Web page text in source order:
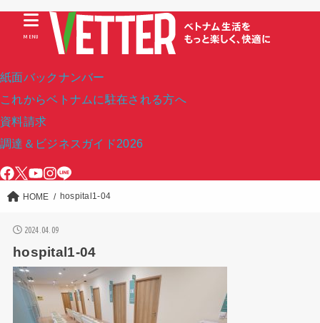
紙面バックナンバー
これからベトナムに駐在される方へ
資料請求
調達＆ビジネスガイド2026
MENU
HOME hospital1-04
2024.04.09
hospital1-04